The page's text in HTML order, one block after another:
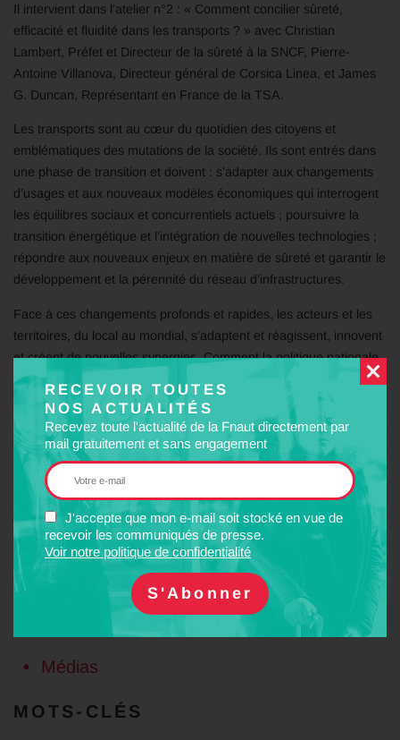
RECEVOIR TOUTES
NOS ACTUALITÉS
Recevez toute l'actualité de la Fnaut directement par
mail gratuitement et sans engagement
J'accepte que mon e-mail soit stocké en vue de
recevoir les communiqués de presse.
Voir notre politique de confidentialité
Il intervient dans l’atelier n°2 : « Comment concilier sûreté,
efficacité et fluidité dans les transports ? » avec Christian
Lambert, Préfet et Directeur de la sûreté à la SNCF, Pierre-
Antoine Villanova, Directeur général de Corsica Linea, et James
G. Duncan, Représentant en France de la TSA.
Les transports sont au cœur du quotidien des citoyens et
emblématiques des mutations de la société. Ils sont entrés dans
une phase de transition et doivent : s’adapter aux changements
d’usages et aux nouveaux modèles économiques qui interrogent
les équilibres sociaux et concurrentiels actuels ; poursuivre la
transition énergétique et l’intégration de nouvelles technologies ;
répondre aux nouveaux enjeux en matière de sûreté et garantir le
développement et la pérennité du réseau d’infrastructures.
Face à ces changements profonds et rapides, les acteurs et les
territoires, du local au mondial, s’adaptent et réagissent, innovent
et créent de nouvelles synergies. Comment la politique nationale
des transports peut-elle répondre à ces enjeux et relever les défis
de demain ?
Programme complet
PARTAGER
Facebook
TwitterLinkedIn
Email
Médias
MOTS-CLÉS